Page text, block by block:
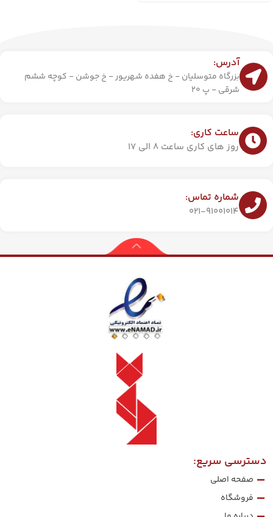
آدرس:
بزرگاه متوسلیان - خ هفده شهریور - خ جوشن - کوچه ششم
شرقی - پ 20
ساعت کاری:
روز های کاری ساعت 8 الی 17
شماره تماس:
021-91001014
دسترسی سریع:
صفحه اصلی
فروشگاه